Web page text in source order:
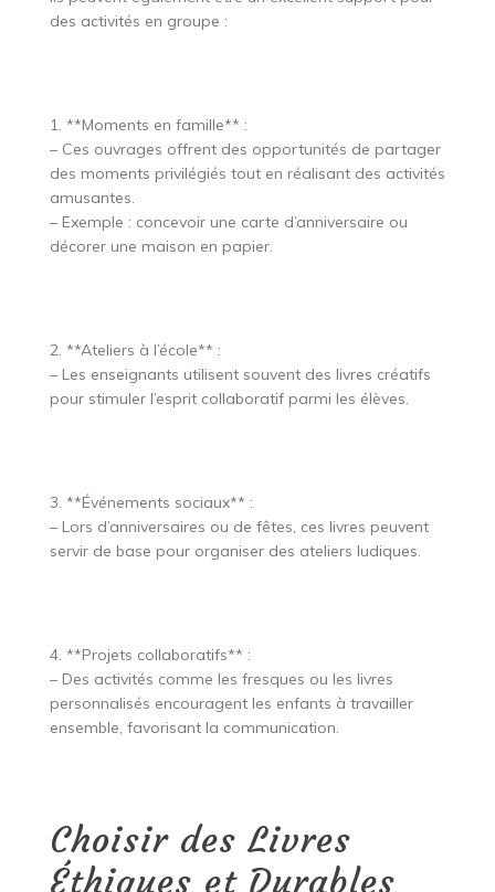
des activités en groupe :
1. **Moments en famille** :
– Ces ouvrages offrent des opportunités de partager
des moments privilégiés tout en réalisant des activités
amusantes.
– Exemple : concevoir une carte d’anniversaire ou
décorer une maison en papier.
2. **Ateliers à l’école** :
– Les enseignants utilisent souvent des livres créatifs
pour stimuler l’esprit collaboratif parmi les élèves.
3. **Événements sociaux** :
– Lors d’anniversaires ou de fêtes, ces livres peuvent
servir de base pour organiser des ateliers ludiques.
4. **Projets collaboratifs** :
– Des activités comme les fresques ou les livres
personnalisés encouragent les enfants à travailler
ensemble, favorisant la communication.
Choisir des Livres
Éthiques et Durables